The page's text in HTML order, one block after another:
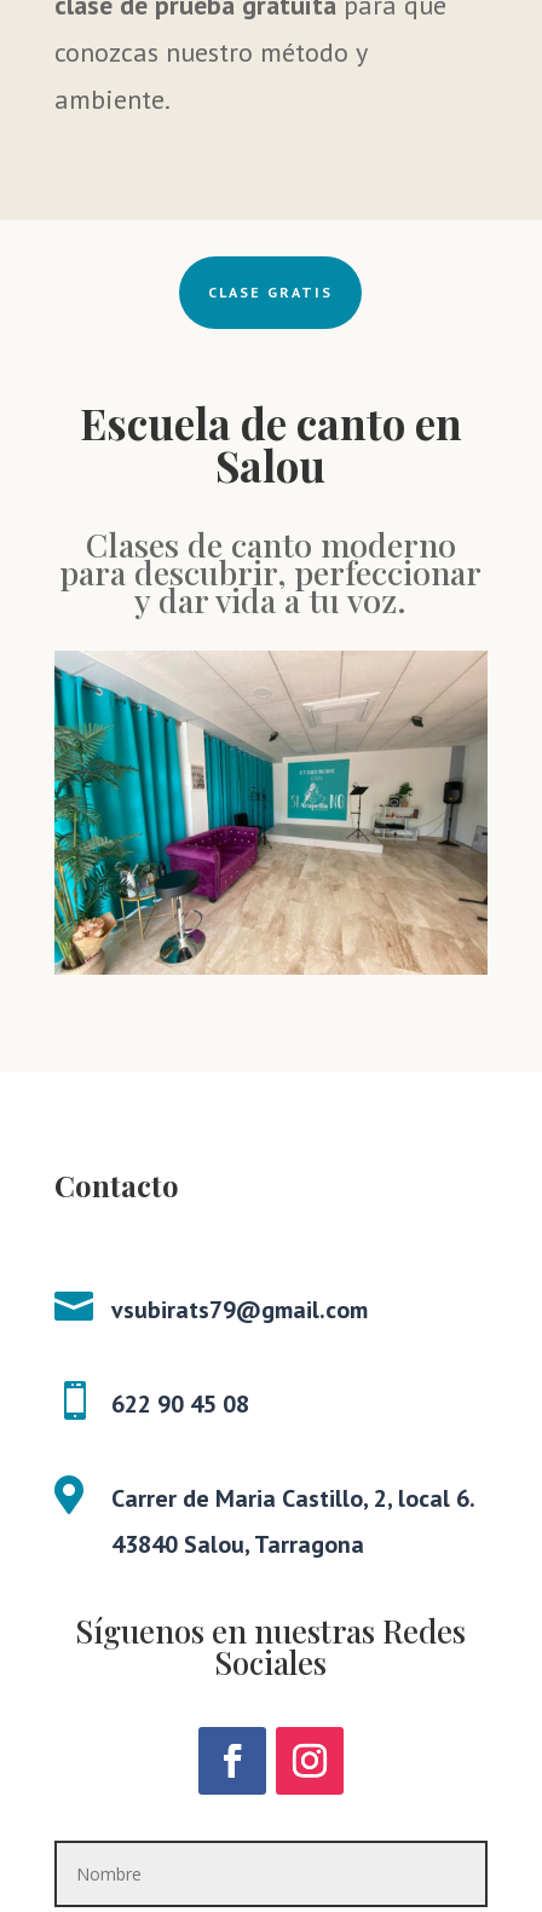
conozcas nuestro método y
ambiente.
CLASE GRATIS
Escuela de canto en
Salou
Clases de canto moderno
para descubrir, perfeccionar
y dar vida a tu voz.
Contacto
 vsubirats79@gmail.com
 622 90 45 08

Carrer de Maria Castillo, 2, local 6.
43840 Salou, Tarragona
Síguenos en nuestras Redes
Sociales